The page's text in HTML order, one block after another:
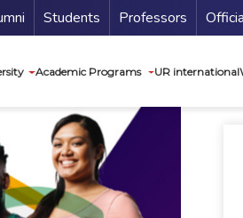
Students Professors
Academic Programs UR international